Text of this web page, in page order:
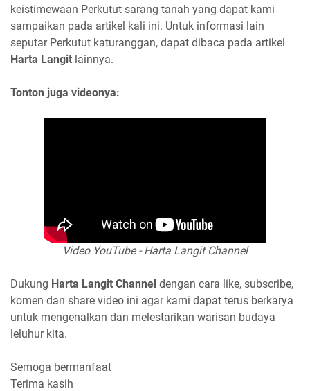
keistimewaan Perkutut sarang tanah yang dapat kami
sampaikan pada artikel kali ini. Untuk informasi lain
seputar Perkutut katuranggan, dapat dibaca pada artikel
Harta Langit lainnya.
Tonton juga videonya:
Video YouTube - Harta Langit Channel
Dukung Harta Langit Channel dengan cara like, subscribe,
komen dan share video ini agar kami dapat terus berkarya
untuk mengenalkan dan melestarikan warisan budaya
leluhur kita.
Semoga bermanfaat
Terima kasih